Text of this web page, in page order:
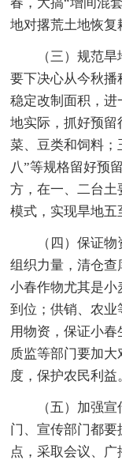
地对撂荒土地恢复
（三）规范旱地
要下决心从今秋
稳定改制面积，进
地实际，抓好预
菜、豆类和饲料；
八”等规格留好预
方，在一、二台土
模式，实现旱地五
（四）保证物
组织力量，清仓
小春作物尤其是小
到位；供销、农
用物资，保证小春
质监等部门要加
度，保护农民利益
（五）加强宣
门、宣传部门都
点，采取会议、